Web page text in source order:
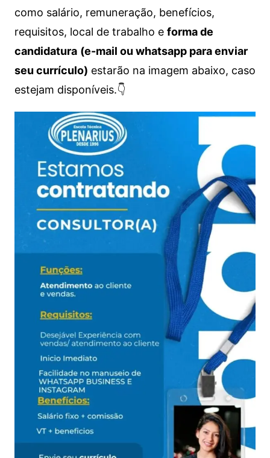
como salário, remuneração, benefícios,
requisitos, local de trabalho e forma de
candidatura (e-mail ou whatsapp para enviar
seu currículo) estarão na imagem abaixo, caso
estejam disponíveis.👇